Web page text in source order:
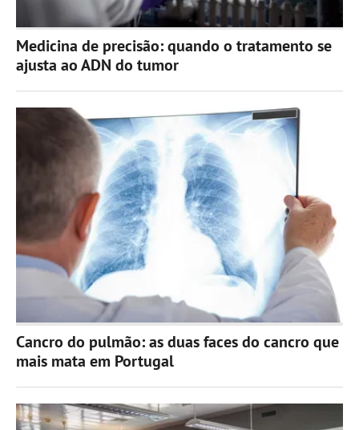
Medicina de precisão: quando o tratamento se
ajusta ao ADN do tumor
Cancro do pulmão: as duas faces do cancro que
mais mata em Portugal